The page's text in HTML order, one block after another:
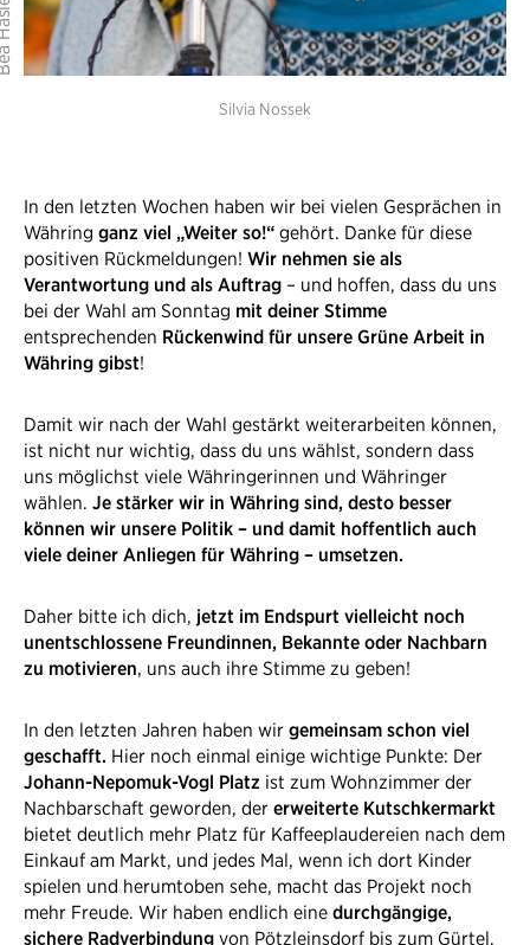
Silvia Nossek
In den letzten Wochen haben wir bei vielen Gesprächen in
Währing ganz viel „Weiter so!“ gehört. Danke für diese
positiven Rückmeldungen! Wir nehmen sie als
Verantwortung und als Auftrag – und hoffen, dass du uns
bei der Wahl am Sonntag mit deiner Stimme
entsprechenden Rückenwind für unsere Grüne Arbeit in
Währing gibst!
Damit wir nach der Wahl gestärkt weiterarbeiten können,
ist nicht nur wichtig, dass du uns wählst, sondern dass
uns möglichst viele Währingerinnen und Währinger
wählen. Je stärker wir in Währing sind, desto besser
können wir unsere Politik – und damit hoffentlich auch
viele deiner Anliegen für Währing – umsetzen.
Daher bitte ich dich, jetzt im Endspurt vielleicht noch
unentschlossene Freundinnen, Bekannte oder Nachbarn
zu motivieren, uns auch ihre Stimme zu geben!
In den letzten Jahren haben wir gemeinsam schon viel
geschafft. Hier noch einmal einige wichtige Punkte: Der
Johann-Nepomuk-Vogl Platz ist zum Wohnzimmer der
Nachbarschaft geworden, der erweiterte Kutschkermarkt
bietet deutlich mehr Platz für Kaffeeplaudereien nach dem
Einkauf am Markt, und jedes Mal, wenn ich dort Kinder
spielen und herumtoben sehe, macht das Projekt noch
mehr Freude. Wir haben endlich eine durchgängige,
sichere Radverbindung von Pötzleinsdorf bis zum Gürtel,